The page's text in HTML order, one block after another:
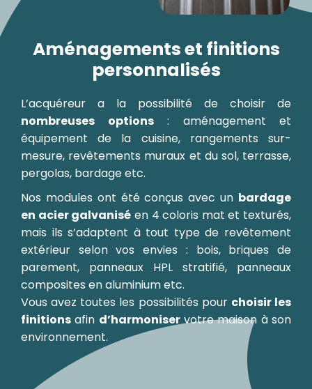
Aménagements et finitions
personnalisés
L’acquéreur a la possibilité de choisir de
nombreuses options: aménagement et
équipement de la cuisine, rangements sur-
mesure, revêtements muraux et du sol, terrasse,
pergolas, bardage etc.
Nos modules ont été conçus avec un bardage
en acier galvanisé en 4 coloris mat et texturés,
mais ils s’adaptent à tout type de revêtement
extérieur selon vos envies : bois, briques de
parement, panneaux HPL stratifié, panneaux
composites en aluminium etc.
Vous avez toutes les possibilités pour choisir les
finitions afin d’harmoniservotre maison à son
environnement.